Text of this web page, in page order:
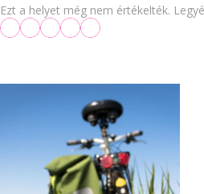
Ezt a helyet még nem értékelték.